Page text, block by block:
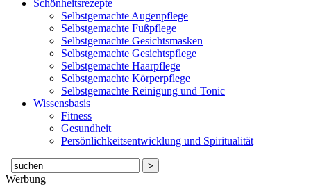
Schönheitsrezepte
Selbstgemachte Augenpflege
Selbstgemachte Fußpflege
Selbstgemachte Gesichtsmasken
Selbstgemachte Gesichtspflege
Selbstgemachte Haarpflege
Selbstgemachte Körperpflege
Selbstgemachte Reinigung und Tonic
Wissensbasis
Fitness
Gesundheit
Persönlichkeitsentwicklung und Spiritualität
Suche
nach:
Werbung